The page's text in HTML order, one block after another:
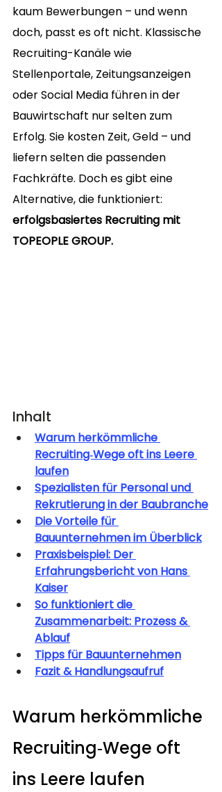
kaum Bewerbungen – und wenn
doch, passt es oft nicht. Klassische
Recruiting-Kanäle wie
Stellenportale, Zeitungsanzeigen
oder Social Media führen in der
Bauwirtschaft nur selten zum
Erfolg. Sie kosten Zeit, Geld – und
liefern selten die passenden
Fachkräfte. Doch es gibt eine
Alternative, die funktioniert:
erfolgsbasiertes Recruiting mit
TOPEOPLE GROUP.
Inhalt
Warum herkömmliche
Recruiting‑Wege oft ins Leere
laufen
Spezialisten für Personal und
Rekrutierung in der Baubranche
Die Vorteile für
Bauunternehmen im Überblick
Praxisbeispiel: Der
Erfahrungsbericht von Hans
Kaiser
So funktioniert die
Zusammenarbeit: Prozess &
Ablauf
Tipps für Bauunternehmen
Fazit & Handlungsaufruf
Warum herkömmliche
Recruiting‑Wege oft
ins Leere laufen